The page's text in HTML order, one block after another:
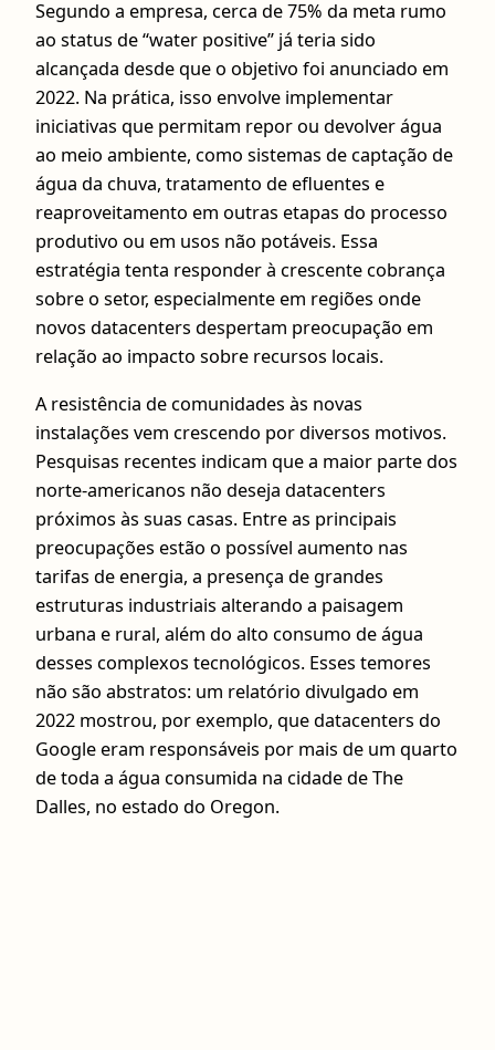
Segundo a empresa, cerca de 75% da meta rumo
ao status de “water positive” já teria sido
alcançada desde que o objetivo foi anunciado em
2022. Na prática, isso envolve implementar
iniciativas que permitam repor ou devolver água
ao meio ambiente, como sistemas de captação de
água da chuva, tratamento de efluentes e
reaproveitamento em outras etapas do processo
produtivo ou em usos não potáveis. Essa
estratégia tenta responder à crescente cobrança
sobre o setor, especialmente em regiões onde
novos datacenters despertam preocupação em
relação ao impacto sobre recursos locais.
A resistência de comunidades às novas
instalações vem crescendo por diversos motivos.
Pesquisas recentes indicam que a maior parte dos
norte-americanos não deseja datacenters
próximos às suas casas. Entre as principais
preocupações estão o possível aumento nas
tarifas de energia, a presença de grandes
estruturas industriais alterando a paisagem
urbana e rural, além do alto consumo de água
desses complexos tecnológicos. Esses temores
não são abstratos: um relatório divulgado em
2022 mostrou, por exemplo, que datacenters do
Google eram responsáveis por mais de um quarto
de toda a água consumida na cidade de The
Dalles, no estado do Oregon.